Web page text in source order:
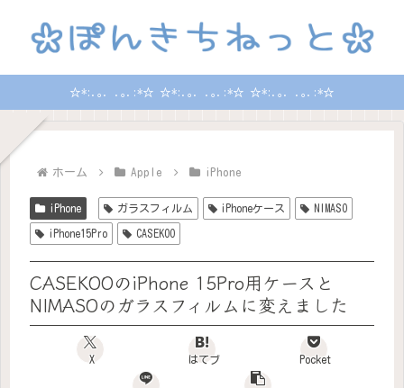
☆*:.｡. .｡.:*☆ ☆*:.｡. .｡.:*☆ ☆*:.｡. .｡.:*☆
ホーム Apple iPhone
iPhone ガラスフィルム iPhoneケース NIMASO
iPhone15Pro CASEKOO
CASEKOOのiPhone 15Pro用ケースと
NIMASOのガラスフィルムに変えました
X はてブ Pocket